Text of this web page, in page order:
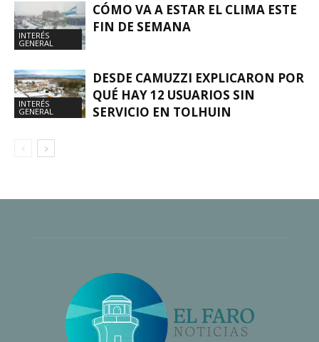
INTERÉS
GENERAL
CÓMO VA A ESTAR EL CLIMA ESTE
FIN DE SEMANA
INTERÉS
GENERAL
DESDE CAMUZZI EXPLICARON POR
QUÉ HAY 12 USUARIOS SIN
SERVICIO EN TOLHUIN